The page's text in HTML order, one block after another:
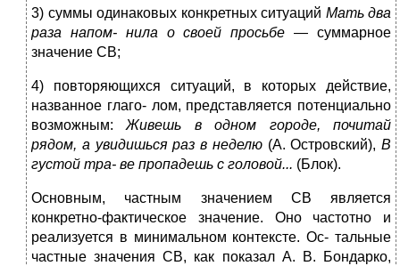
3) суммы одинаковых конкретных ситуаций Мать два
раза напом- нила о своей просьбе — суммарное
значение СВ;
4) повторяющихся ситуаций, в которых действие,
названное глаго- лом, представляется потенциально
возможным:Живешь в одном городе, почитай
рядом, а увидишься раз в неделю(А. Островский), В
густой тра- ве пропадешь с головой... (Блок).
Основным, частным значением СВ является
конкретно-фактическое значение. Оно частотно и
реализуется в минимальном контексте. Ос- тальные
частные значения СВ, как показал А. В. Бондарко,